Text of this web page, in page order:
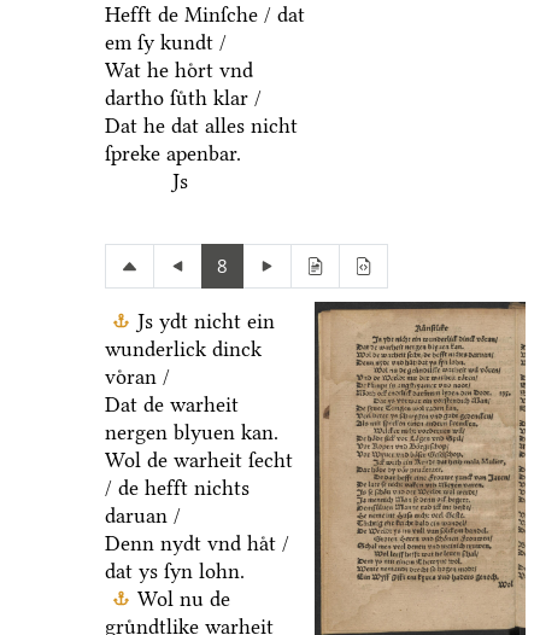
Hefft de Minſche / dat
em ſy kundt /
Wat he hoͤrt vnd
dartho ſuͤth klar /
Dat he dat alles nicht
ſpreke apenbar.
Js
8
Js ydt nicht ein
wunderlick dinck
voͤran /
Dat de warheit
nergen blyuen kan.
Wol de warheit ſecht
/ de hefft nichts
daruan /
Denn nydt vnd haͤt /
dat ys ſyn lohn.
Wol nu de
gruͤndtlike warheit